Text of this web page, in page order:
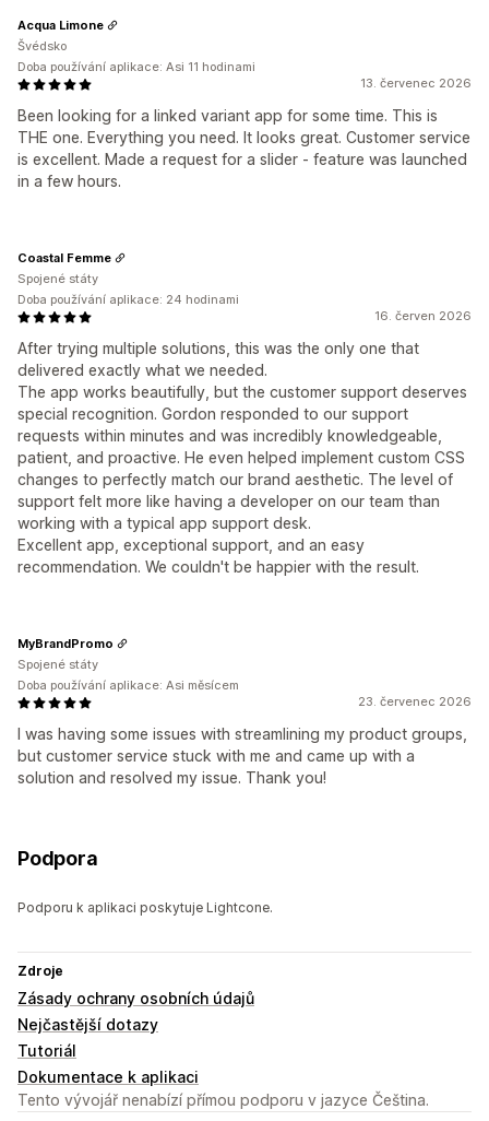
13. červenec 2026
Been looking for a linked variant app for some time. This is
THE one. Everything you need. It looks great. Customer service
is excellent. Made a request for a slider - feature was launched
in a few hours.
Acqua Limone
Švédsko
Doba používání aplikace: Asi 11 hodinami
16. červen 2026
After trying multiple solutions, this was the only one that
delivered exactly what we needed.
The app works beautifully, but the customer support deserves
special recognition. Gordon responded to our support
requests within minutes and was incredibly knowledgeable,
patient, and proactive. He even helped implement custom CSS
changes to perfectly match our brand aesthetic. The level of
support felt more like having a developer on our team than
working with a typical app support desk.
Excellent app, exceptional support, and an easy
recommendation. We couldn't be happier with the result.
Coastal Femme
Spojené státy
Doba používání aplikace: 24 hodinami
23. červenec 2026
I was having some issues with streamlining my product groups,
but customer service stuck with me and came up with a
solution and resolved my issue. Thank you!
MyBrandPromo
Spojené státy
Doba používání aplikace: Asi měsícem
Podpora
Podporu k aplikaci poskytuje Lightcone.
Zdroje
Zásady ochrany osobních údajů
Nejčastější dotazy
Tutoriál
Dokumentace k aplikaci
Tento vývojář nenabízí přímou podporu v jazyce Čeština.